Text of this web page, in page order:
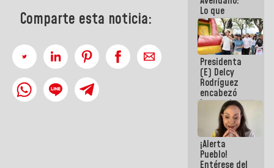
Comparte esta noticia: Lo que
vayas a
escribir
hazlo hoy
por que no
sabemos si
la semana
que viene
hay
programa
Presidenta
(E) Delcy
Rodríguez
encabezó
lanzamiento
del Plan
Nacional de
Recreación
Vacacional
¡Alerta
Pueblo!
Entérese del